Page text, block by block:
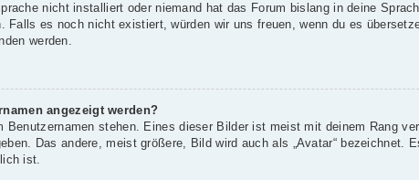
nicht installiert oder niemand hat das Forum bislang in deine
es noch nicht existiert, würden wir uns freuen, wenn du es
werden.
angezeigt werden?
Benutzernamen stehen. Eines dieser Bilder ist meist mit deinem Rang
Das andere, meist größere, Bild wird auch als „Avatar“ bezeichnet.
ist.